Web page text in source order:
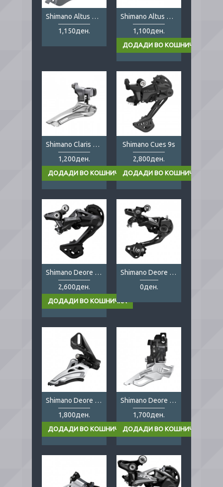
Shimano Altus M2000 3x9s
1,150ден.
Shimano Altus M370 3x9s
1,100ден.
Shimano Claris FD-2400
1,200ден.
Shimano Cues 9s
2,800ден.
Shimano Deore M4120 SGS
2,600ден.
Shimano Deore M6000
0ден.
Shimano Deore M6020 2x10s direct
1,800ден.
Shimano Deore M611 3x10s
1,700ден.